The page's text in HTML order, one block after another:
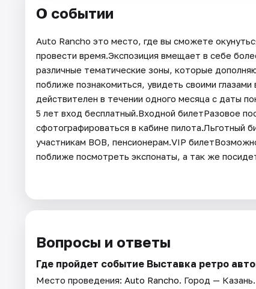
О событии
Auto Rancho это место, где вы сможете
провести время.Экспозиция вмещает в себе
различные тематические зоны, которые
поближе познакомиться, увидеть своими
действителен в течении одного месяца с даты
5 лет вход бесплатный.Входной билетРазовое
сфотографироваться в кабине пилота.Льготный
участникам ВОВ, пенсионерам.VIP
поближе посмотреть экспонаты, а так же
Вопросы и ответы
Где пройдет событие Выставка ретро
Место проведения: Auto Rancho. Город — Казань.